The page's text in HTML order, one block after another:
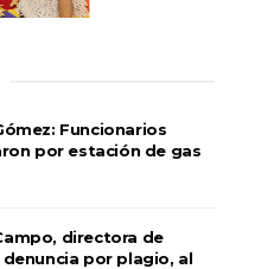
Funcionarios
por estación de gas
directora de
denuncia por plagio, al